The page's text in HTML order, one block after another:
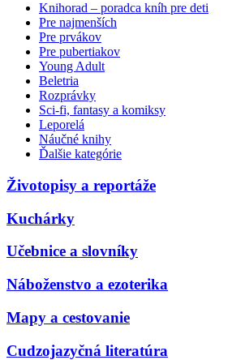
Knihorad – poradca kníh pre deti
Pre najmenších
Pre prvákov
Pre pubertiakov
Young Adult
Beletria
Rozprávky
Sci-fi, fantasy a komiksy
Leporelá
Náučné knihy
Ďalšie kategórie
Životopisy a reportáže
Kuchárky
Učebnice a slovníky
Náboženstvo a ezoterika
Mapy a cestovanie
Cudzojazyčná literatúra